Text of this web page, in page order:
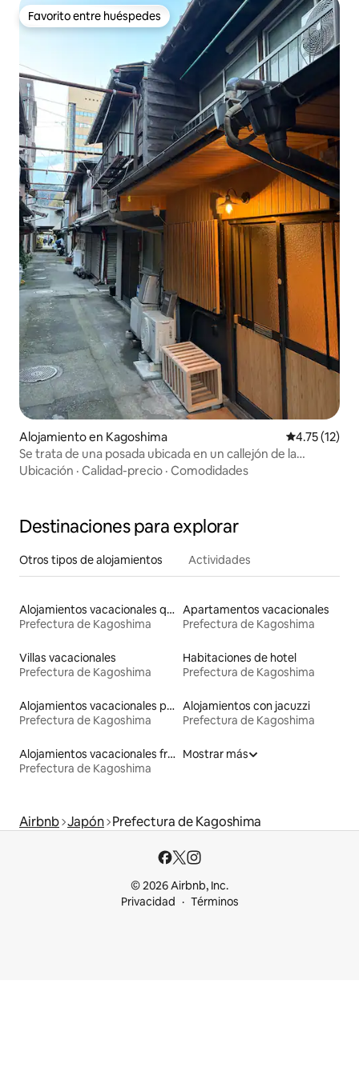
Favorito entre huéspedes
Favorito entre huéspedes
Alojamiento en Kagoshima Calificación
4.75 (12)
Se trata de una posada ubicada en un callejón de la
histórica ciudad de Nayamabori, en la que se puede llegar
Ubicación · Calidad-precio · Comodidades
Destinaciones para explorar
Otros tipos de alojamientos Actividades
Alojamientos vacacionales que admiten mascotas
Prefectura de Kagoshima
Apartamentos vacacionales
Prefectura de Kagoshima
Villas vacacionales
Prefectura de Kagoshima
Habitaciones de hotel
Prefectura de Kagoshima
Alojamientos vacacionales para familias
Prefectura de Kagoshima
Alojamientos con jacuzzi
Prefectura de Kagoshima
Alojamientos vacacionales frente a la playa
Prefectura de Kagoshima
Mostrar más
Airbnb Japón Prefectura de Kagoshima
© 2026 Airbnb, Inc.
Privacidad
Términos